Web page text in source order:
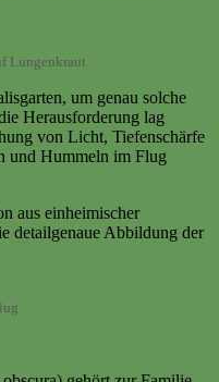
Lungenkraut
um genau solche
Herausforderung lag
von Licht, Tiefenschärfe
und Hummeln im Flug
aus einheimischer
detailgenaue Abbildung der